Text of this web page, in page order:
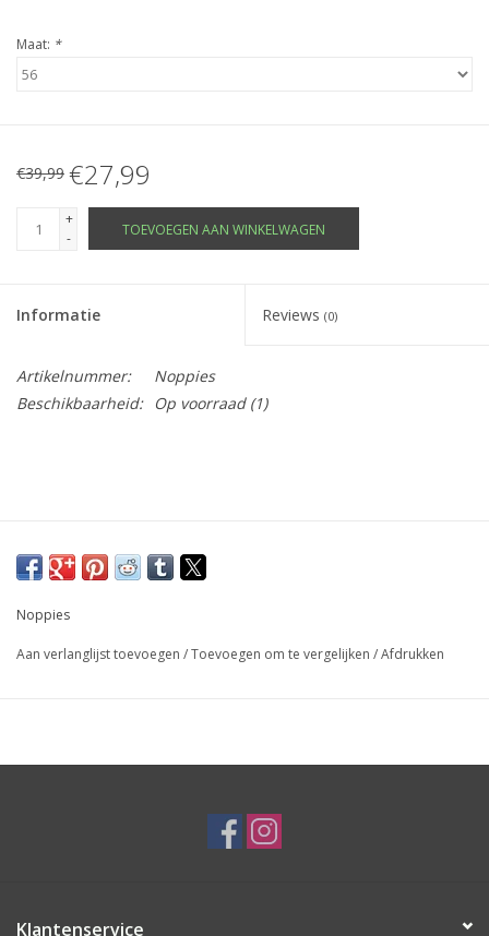
Maat: *
€39,99 €27,99
+
-
TOEVOEGEN AAN WINKELWAGEN
Informatie Reviews (0)
Artikelnummer:
Noppies
Beschikbaarheid:
Op voorraad(1)
Noppies
Aan verlanglijst toevoegen /Toevoegen om te vergelijken /Afdrukken
Klantenservice